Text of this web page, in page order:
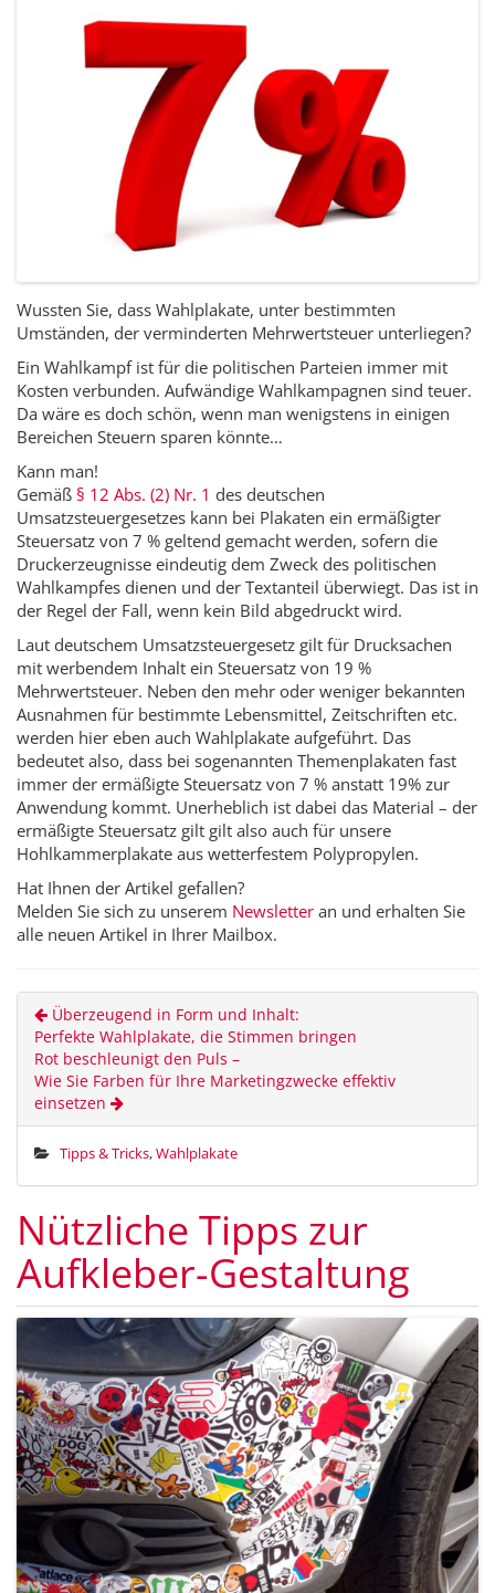
Wussten Sie, dass Wahlplakate, unter bestimmten
Umständen, der verminderten Mehrwertsteuer unterliegen?
Ein Wahlkampf ist für die politischen Parteien immer mit
Kosten verbunden. Aufwändige Wahlkampagnen sind teuer.
Da wäre es doch schön, wenn man wenigstens in einigen
Bereichen Steuern sparen könnte…
Kann man!
Gemäß § 12 Abs. (2) Nr. 1 des deutschen
Umsatzsteuergesetzes kann bei Plakaten ein ermäßigter
Steuersatz von 7 % geltend gemacht werden, sofern die
Druckerzeugnisse eindeutig dem Zweck des politischen
Wahlkampfes dienen und der Textanteil überwiegt. Das ist in
der Regel der Fall, wenn kein Bild abgedruckt wird.
Laut deutschem Umsatzsteuergesetz gilt für Drucksachen
mit werbendem Inhalt ein Steuersatz von 19 %
Mehrwertsteuer. Neben den mehr oder weniger bekannten
Ausnahmen für bestimmte Lebensmittel, Zeitschriften etc.
werden hier eben auch Wahlplakate aufgeführt. Das
bedeutet also, dass bei sogenannten Themenplakaten fast
immer der ermäßigte Steuersatz von 7 % anstatt 19% zur
Anwendung kommt. Unerheblich ist dabei das Material – der
ermäßigte Steuersatz gilt gilt also auch für unsere
Hohlkammerplakate aus wetterfestem Polypropylen.
Hat Ihnen der Artikel gefallen?
Melden Sie sich zu unserem Newsletter an und erhalten Sie
alle neuen Artikel in Ihrer Mailbox.
Überzeugend in Form und Inhalt:
Perfekte Wahlplakate, die Stimmen bringen
Rot beschleunigt den Puls –
Wie Sie Farben für Ihre Marketingzwecke effektiv
einsetzen
Tipps & Tricks,Wahlplakate
Nützliche Tipps zur
Aufkleber-Gestaltung